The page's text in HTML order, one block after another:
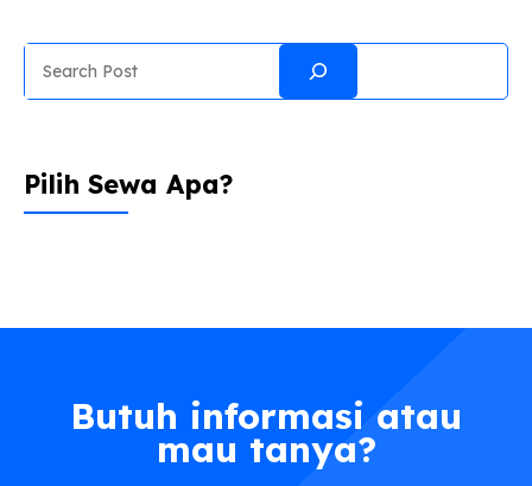
Pilih Sewa Apa?
Butuh informasi atau
mau tanya?